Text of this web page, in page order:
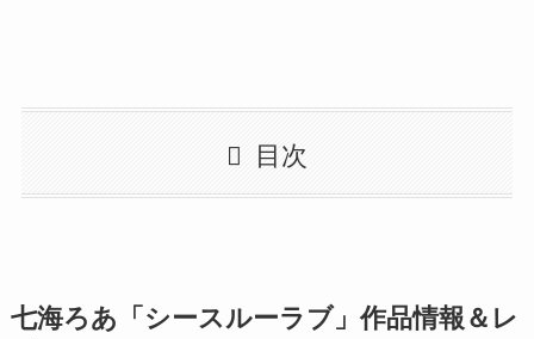
目次
七海ろあ「シースルーラブ」作品情報＆レ